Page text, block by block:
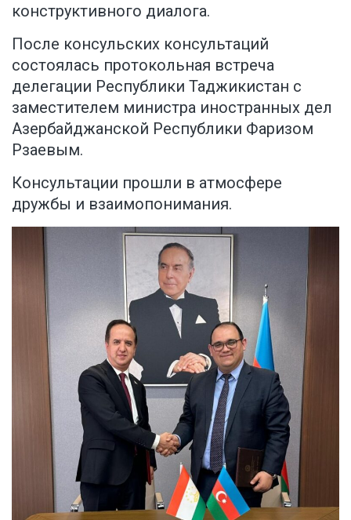
конструктивного диалога.
После консульских консультаций
состоялась протокольная встреча
делегации Республики Таджикистан с
заместителем министра иностранных дел
Азербайджанской Республики Фаризом
Рзаевым.
Консультации прошли в атмосфере
дружбы и взаимопонимания.